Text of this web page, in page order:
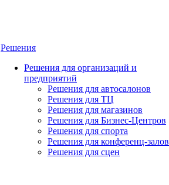
Решения
Решения для организаций и
предприятий
Решения для автосалонов
Решения для ТЦ
Решения для магазинов
Решения для Бизнес-Центров
Решения для спорта
Решения для конференц-залов
Решения для сцен